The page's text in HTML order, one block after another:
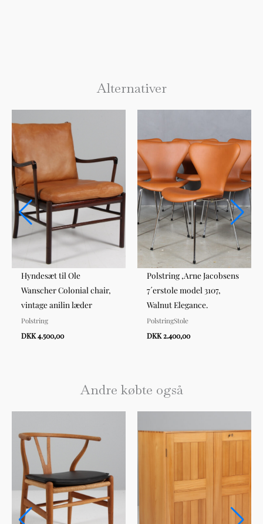
Alternativer
Hyndesæt til Ole
Wanscher Colonial chair,
vintage anilin læder
Polstring
DKK 4.500,00
Polstring ,Arne Jacobsens
7´erstole model 3107,
Walnut Elegance.
PolstringStole
DKK 2.400,00
Andre købte også